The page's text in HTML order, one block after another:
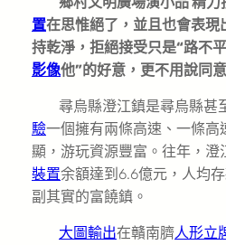
置在思惟絕了，並且也會表現
持乾淨，拒絕接受只是“路不
影像他”的好意，更不用說同
尋烏縣澄江鎮是尋烏縣甚
驗一個擁有兩條高速、一條高
顯，游玩資源豐富。往年，澄
裝置余額達到6.6億元，人均
副其實的富饒鎮。
大圖輸出在贛南臍人形立